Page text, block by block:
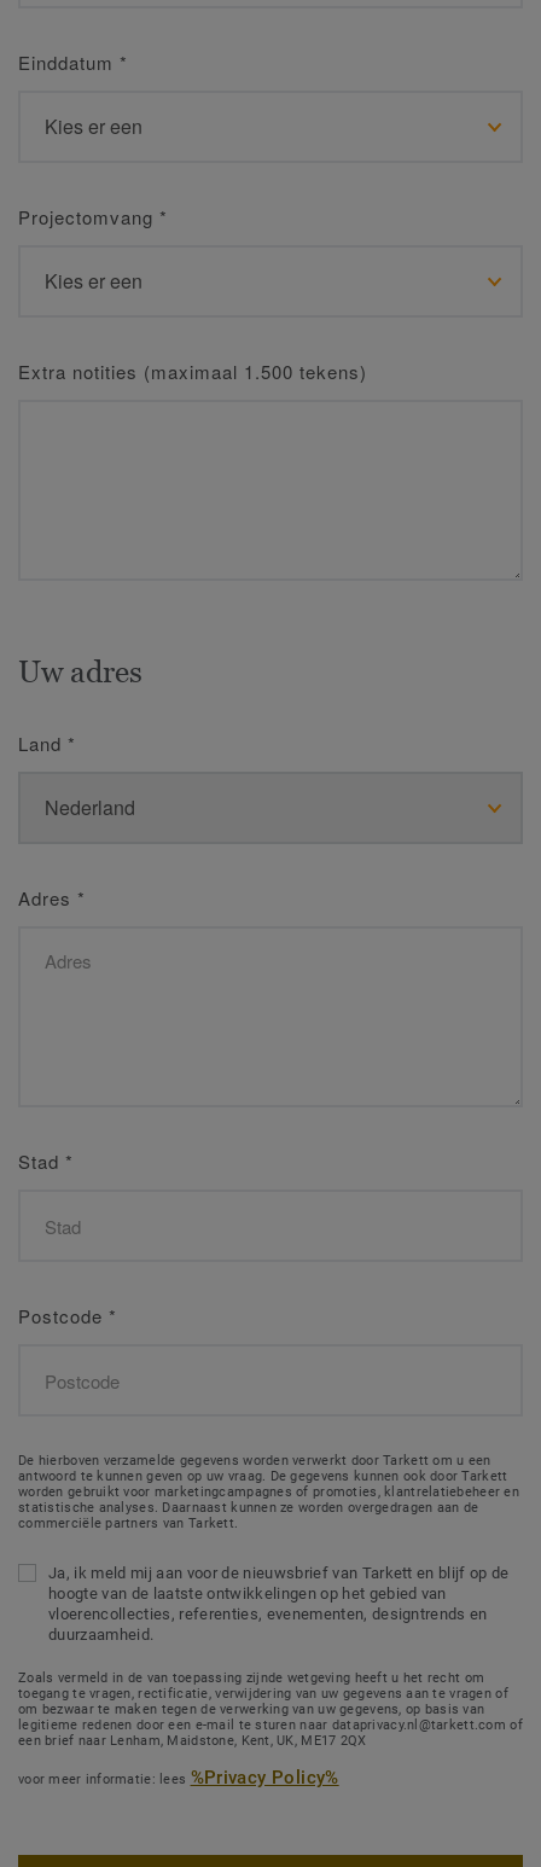
Einddatum *
Projectomvang *
Extra notities (maximaal 1.500 tekens)
Uw adres
Land *
Adres *
Stad *
Postcode *
De hierboven verzamelde gegevens worden verwerkt door Tarkett om u een
antwoord te kunnen geven op uw vraag. De gegevens kunnen ook door Tarkett
worden gebruikt voor marketingcampagnes of promoties, klantrelatiebeheer en
statistische analyses. Daarnaast kunnen ze worden overgedragen aan de
commerciële partners van Tarkett.
Ja, ik meld mij aan voor de nieuwsbrief van Tarkett en blijf op de
hoogte van de laatste ontwikkelingen op het gebied van
vloerencollecties, referenties, evenementen, designtrends en
duurzaamheid.
Zoals vermeld in de van toepassing zijnde wetgeving heeft u het recht om
toegang te vragen, rectificatie, verwijdering van uw gegevens aan te vragen of
om bezwaar te maken tegen de verwerking van uw gegevens, op basis van
legitieme redenen door een e-mail te sturen naar dataprivacy.nl@tarkett.com of
een brief naar Lenham, Maidstone, Kent, UK, ME17 2QX
voor meer informatie: lees %Privacy Policy%